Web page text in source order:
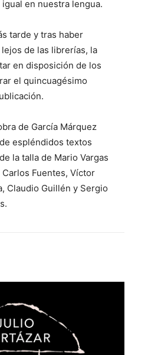
en nuestra lengua.
tarde y tras haber
de las librerías, la
en disposición de los
el quincuagésimo
de García Márquez
espléndidos textos
la talla de Mario Vargas
Fuentes, Víctor
Claudio Guillén y Sergio